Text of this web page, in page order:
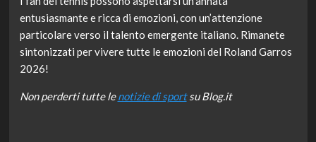
entusiasmante e ricca di emozioni, con un’attenzione
particolare verso il talento emergente italiano. Rimanete
sintonizzati per vivere tutte le emozioni del Roland Garros
2026!
Non perderti tutte lenotizie di sportsu Blog.it